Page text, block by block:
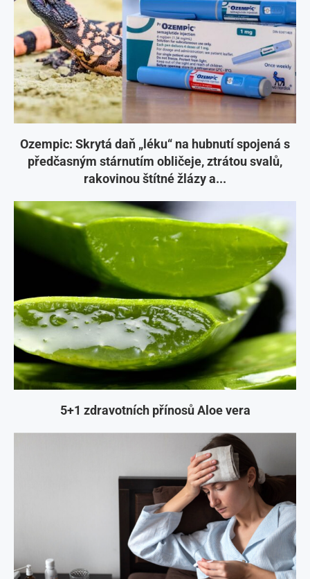
Ozempic: Skrytá daň „léku“ na hubnutí spojená s
předčasným stárnutím obličeje, ztrátou svalů,
rakovinou štítné žlázy a...
5+1 zdravotních přínosů Aloe vera